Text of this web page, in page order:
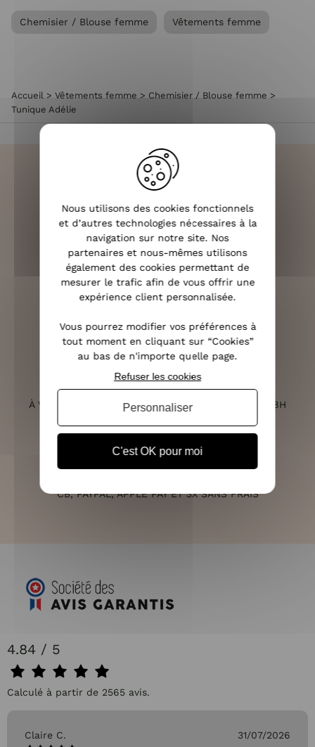
Chemisier / Blouse femme Vêtements femme
Accueil > Vêtements femme > Chemisier / Blouse femme >
Tunique Adélie
LIVRAISON RAPIDE
OFFERTE DÈS 70€
RETOURS SOUS 14 JOURS
SERVICE CLIENT
À VOTRE ÉCOUTE DU LUNDI AU SAMEDI DE 10H À 18H
CB, PAYPAL, APPLE PAY ET 3X SANS FRAIS
4.84 / 5
Calculé à partir de 2565 avis.
Claire C. 31/07/2026
Nous utilisons des cookies fonctionnels
et d’autres technologies nécessaires à la
navigation sur notre site. Nos
partenaires et nous-mêmes utilisons
également des cookies permettant de
mesurer le trafic afin de vous offrir une
expérience client personnalisée.
Vous pourrez modifier vos préférences à
tout moment en cliquant sur “Cookies”
au bas de n'importe quelle page.
C'est OK pour moi
Refuser les cookies
Personnaliser